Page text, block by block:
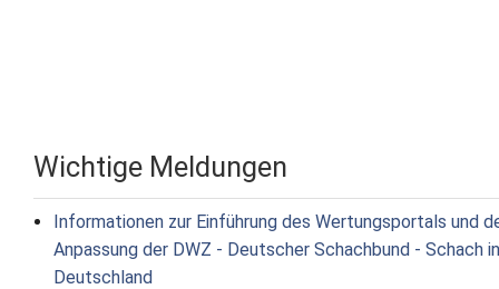
Wichtige Meldungen
Informationen zur Einführung des Wertungsportals und
Anpassung der DWZ - Deutscher Schachbund - Schach in
Deutschland